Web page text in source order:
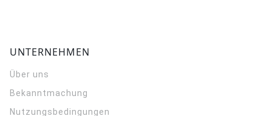
UNTERNEHMEN
Über uns
Bekanntmachung
Nutzungsbedingungen